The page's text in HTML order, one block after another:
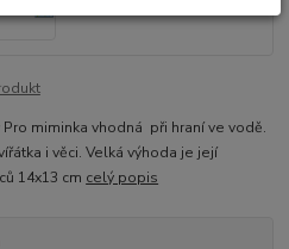
miminka vhodná při hraní ve vodě.
i věci. Velká výhoda je její
14x13 cm celý popis